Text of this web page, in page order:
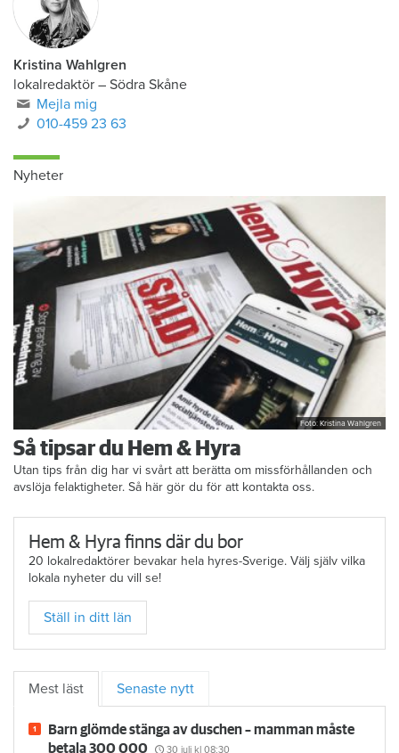
Kristina Wahlgren
lokalredaktör – Södra Skåne
Mejla mig
010-459 23 63
Nyheter
Foto: Kristina Wahlgren
Så tipsar du Hem & Hyra
Utan tips från dig har vi svårt att berätta om missförhållanden och
avslöja felaktigheter. Så här gör du för att kontakta oss.
Hem & Hyra finns där du bor
20 lokalredaktörer bevakar hela hyres-Sverige. Välj själv vilka
lokala nyheter du vill se!
Ställ in ditt län
Mest läst Senaste nytt
Barn glömde stänga av duschen – mamman måste
betala 300 000
30 juli kl 08:30